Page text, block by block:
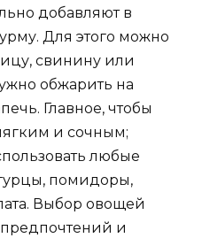
добавляют в
Для этого можно
свинину или
обжарить на
Главное, чтобы
и сочным;
любые
помидоры,
Выбор овощей
и